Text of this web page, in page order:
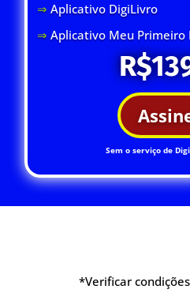
⇒Aplicativo DigiLivro
⇒Aplicativo Meu Primeiro
Sem o serviço de
*Verificar